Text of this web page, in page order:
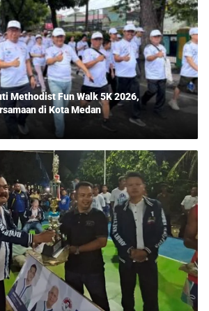
Methodist Fun Walk 5K 2026,
di Kota Medan